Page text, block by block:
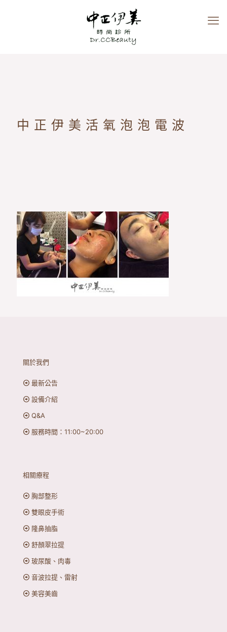
中正伊美活氧泡泡電波
關於我們
最新公告
設備介紹
Q&A
服務時間：11:00~20:00
相關療程
胸部整形
雙眼皮手術
隆鼻抽脂
舒顏翠拉提
玻尿酸、肉毒
音波拉提、雷射
美容美齒